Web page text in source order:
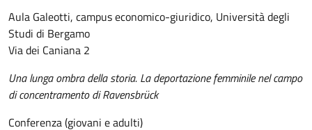
Aula Galeotti, campus economico-giuridico, Università degli
Studi di Bergamo
Via dei Caniana 2
Una lunga ombra della storia. La deportazione femminile nel campo
di concentramento di Ravensbrück
Conferenza (giovani e adulti)